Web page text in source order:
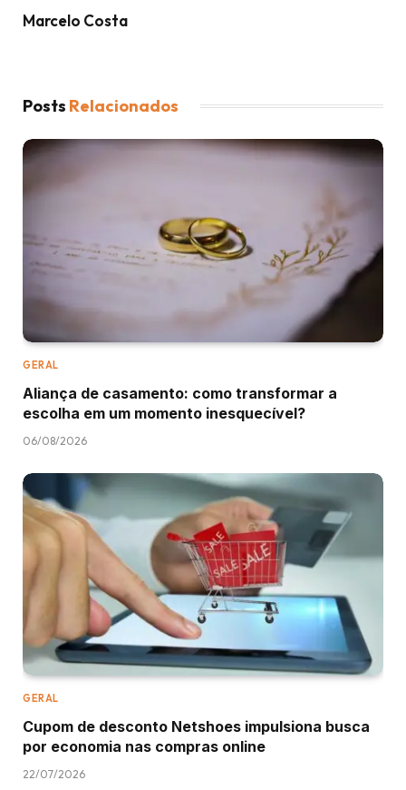
Marcelo Costa
Posts Relacionados
GERAL
Aliança de casamento: como transformar a
escolha em um momento inesquecível?
06/08/2026
GERAL
Cupom de desconto Netshoes impulsiona busca
por economia nas compras online
22/07/2026